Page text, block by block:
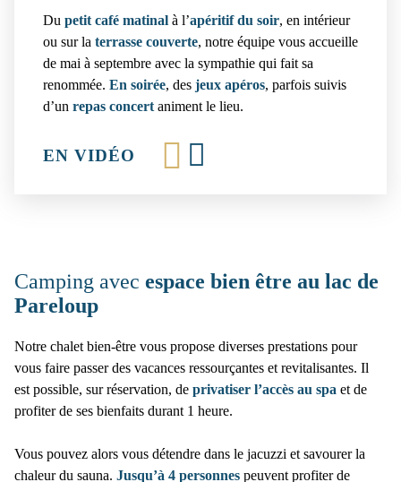
Du petit café matinal à l’apéritif du soir, en intérieur
ou sur la terrasse couverte, notre équipe vous accueille
de mai à septembre avec la sympathie qui fait sa
renommée. En soirée, des jeux apéros, parfois suivis
d’un repas concertaniment le lieu.
EN VIDÉO
Camping avec espace bien être au lac de
Pareloup
Notre chalet bien-être vous propose diverses prestations pour
vous faire passer des vacances ressourçantes et revitalisantes. Il
est possible, sur réservation, de privatiser l’accès au spa et de
profiter de ses bienfaits durant 1 heure.
Vous pouvez alors vous détendre dans le jacuzzi et savourer la
chaleur du sauna. Jusqu’à 4 personnes peuvent profiter de